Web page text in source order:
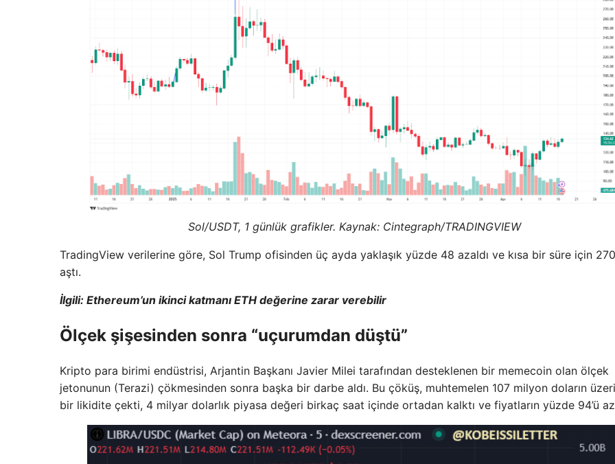
Sol/USDT, 1 günlük grafikler. Kaynak: Cintegraph/TRADINGVIEW
TradingView verilerine göre, Sol Trump ofisinden üç ayda yaklaşık yüzde 48 azaldı ve kısa bir süre için
aştı.
İlgili: Ethereum’un ikinci katmanı ETH değerine zarar verebilir
Ölçek şişesinden sonra “uçurumdan düştü”
Kripto para birimi endüstrisi, Arjantin Başkanı Javier Milei tarafından desteklenen bir memecoin olan ölçek
jetonunun (Terazi) çökmesinden sonra başka bir darbe aldı. Bu çöküş, muhtemelen 107 milyon doların
bir likidite çekti, 4 milyar dolarlık piyasa değeri birkaç saat içinde ortadan kalktı ve fiyatların yüzde 94’ü